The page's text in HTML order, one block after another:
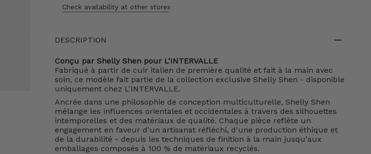
Check availability at other stores
DESCRIPTION
Conçu par Shelly Shen pour L'INTERVALLE
Fabriqué à partir de cuir italien de première qualité et fait à la main avec
soin, ce modèle fait partie de la collection exclusive Shelly Shen - disponible
uniquement chez L'INTERVALLE.
Ancrée dans une philosophie de conception multiculturelle, Shelly Shen
mélange les influences orientales et occidentales à travers des silhouettes
intemporelles et des matériaux de qualité. Chaque pièce reflète un
engagement en faveur d'un artisanat réfléchi, d'une production éthique et
de la durabilité - depuis les techniques de finition à la main jusqu'aux
emballages composés à 100 % de matériaux recyclés.